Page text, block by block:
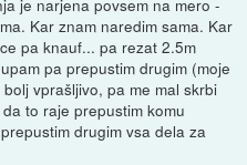
je narjena povsem na mero -
Kar znam naredim sama. Kar
pa knauf... pa rezat 2.5m
pa prepustim drugim (moje
vprašljivo, pa me mal skrbi
to raje prepustim komu
drugim vsa dela za